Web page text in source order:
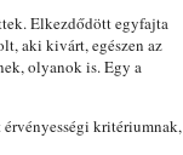
Elkezdődött egyfajta
aki kivárt, egészen az
olyanok is. Egy a
kritériumnak,